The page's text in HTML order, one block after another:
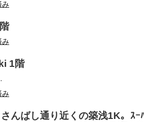
み
み
1階
み
んばし通り近くの築浅1K。ｽｰ